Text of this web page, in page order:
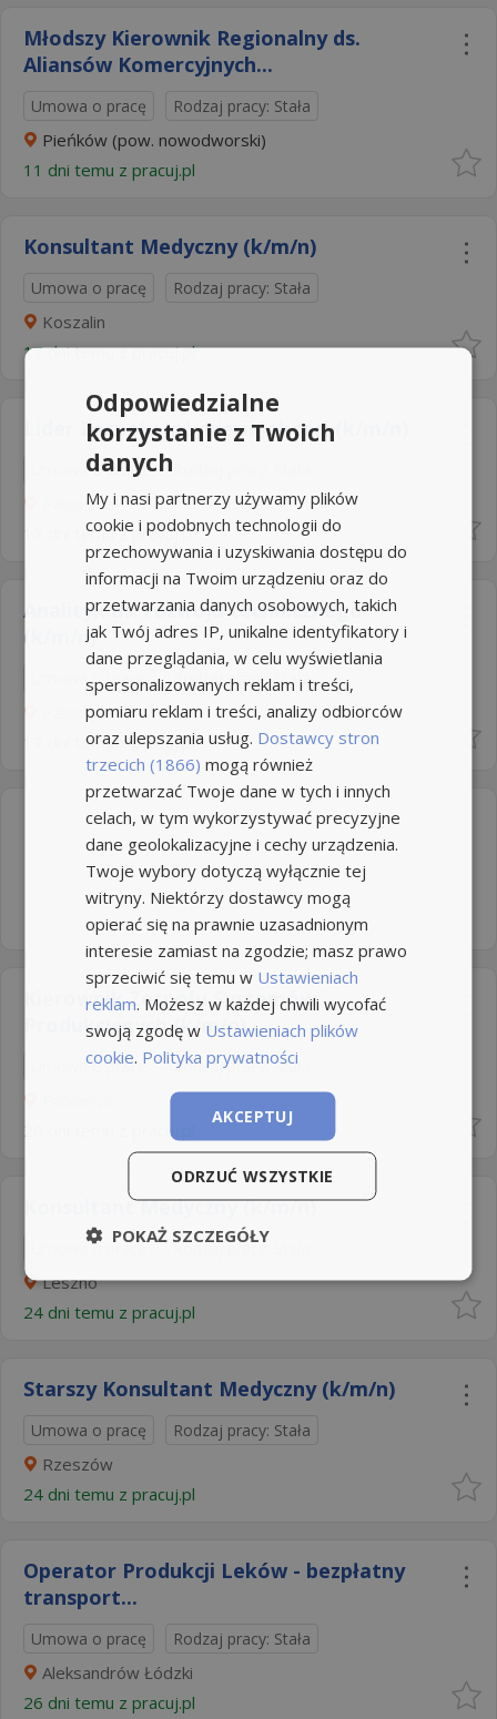
Młodszy Kierownik Regionalny ds.
Aliansów Komercyjnych...
Umowa o pracę Rodzaj pracy: Stała
Pieńków (pow. nowodworski)
11 dni temu z pracuj.pl
Konsultant Medyczny (k/m/n)
Umowa o pracę Rodzaj pracy: Stała
Koszalin
17 dni temu zpracuj.pl
Lider Zespołu Inżynierii Jakości (k/m/n)
Umowa o pracę
Pabianice
17 dni temu zpracuj.pl
Analityk ds. rozwoju technicznego
(k/m/n)
Umowa o pracę Rodzaj pracy: Stała
Pabianice
17 dni temu zpracuj.pl
Kierownik Zespołu Systemów
Produkcyjnych (k/m/n)
Umowa o pracę Rodzaj pracy: Stała
20 dni temu z
pracuj.pl
Konsultant Medyczny (k/m/n)
Umowa o pracę Rodzaj pracy: Stała
Leszno
24 dni temu z pracuj.pl
Starszy Konsultant Medyczny (k/m/n)
Umowa o pracę Rodzaj pracy: Stała
Rzeszów
24 dni temu z pracuj.pl
Operator Produkcji Leków - bezpłatny
transport...
Umowa o pracę Rodzaj pracy: Stała
Aleksandrów Łódzki
26 dni temu z pracuj.pl
Odpowiedzialne
korzystanie z Twoich
danych
My i nasi partnerzy używamy plików
cookie i podobnych technologii do
przechowywania i uzyskiwania dostępu do
informacji na Twoim urządzeniu oraz do
przetwarzania danych osobowych, takich
jak Twój adres IP, unikalne identyfikatory i
dane przeglądania, w celu wyświetlania
spersonalizowanych reklam i treści,
pomiaru reklam i treści, analizy odbiorców
oraz ulepszania usług. Dostawcy stron
trzecich (1866) mogą również
przetwarzać Twoje dane w tych i innych
celach, w tym wykorzystywać precyzyjne
dane geolokalizacyjne i cechy urządzenia.
Twoje wybory dotyczą wyłącznie tej
witryny. Niektórzy dostawcy mogą
opierać się na prawnie uzasadnionym
interesie zamiast na zgodzie; masz prawo
sprzeciwić się temu w Ustawieniach
reklam. Możesz w każdej chwili wycofać
swoją zgodę w Ustawieniach plików
cookie. Polityka prywatności
AKCEPTUJ
ODRZUĆ WSZYSTKIE
POKAŻ SZCZEGÓŁY